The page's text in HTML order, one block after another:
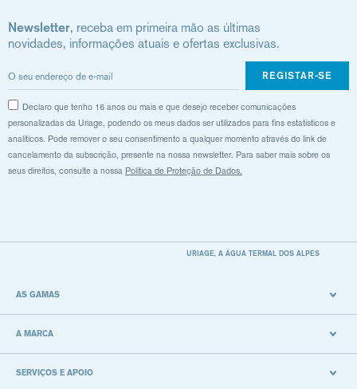
Newsletter, receba em primeira mão as últimas
novidades, informações atuais e ofertas exclusivas.
REGISTAR-SE
Declaro que tenho 16 anos ou mais e que desejo receber comunicações
personalizadas da Uriage, podendo os meus dados ser utilizados para fins estatísticos e
analíticos. Pode remover o seu consentimento a qualquer momento através do link de
cancelamento da subscrição, presente na nossa newsletter. Para saber mais sobre os
seus direitos, consulte a nossa Política de Proteção de Dados.
URIAGE, A ÁGUA TERMAL DOS ALPES
AS GAMAS
A MARCA
SERVIÇOS E APOIO